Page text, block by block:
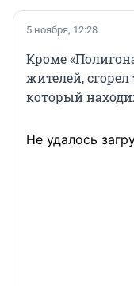
5 ноября, 12:28
Кроме
жителей,
который
Не удалось